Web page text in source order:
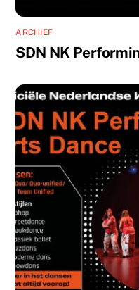
ARCHIEF
SDN NK